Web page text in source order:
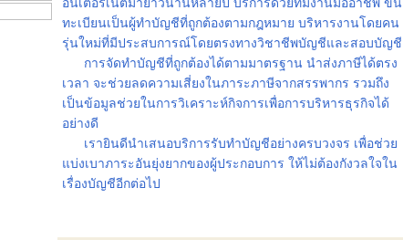
อินเตอร์เน็ตมายาวนานหลายปี บริการด้วยทีมงานมืออาชีพ ขึ้น
ทะเบียนเป็นผู้ทำบัญชีที่ถูกต้องตามกฎหมาย บริหารงานโดยคน
รุ่นใหม่ที่มีประสบการณ์โดยตรงทางวิชาชีพบัญชีและสอบบัญชี
การจัดทำบัญชีที่ถูกต้องได้ตามมาตรฐาน นำส่งภาษีได้ตรง
เวลา จะช่วยลดความเสี่ยงในภาระภาษีจากสรรพากร รวมถึง
เป็นข้อมูลช่วยในการวิเคราะห์กิจการเพื่อการบริหารธุรกิจได้
อย่างดี
เรายินดีนำเสนอบริการรับทำบัญชีอย่างครบวงจร เพื่อช่วย
แบ่งเบาภาระอันยุ่งยากของผู้ประกอบการ ให้ไม่ต้องกังวลใจใน
เรื่องบัญชีอีกต่อไป